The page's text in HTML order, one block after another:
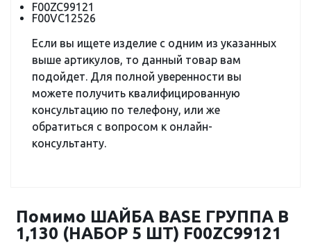
F00ZC99121
F00VC12526
Если вы ищете изделие с одним из указанных
выше артикулов, то данный товар вам
подойдет. Для полной уверенности вы
можете получить квалифицированную
консультацию по телефону, или же
обратиться с вопросом к онлайн-
консультанту.
Помимо ШАЙБА BASE ГРУППА B
1,130 (НАБОР 5 ШТ) F00ZC99121